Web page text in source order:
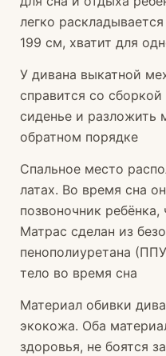
легко
199 см, хватит для
У дивана выкатной
справится со
сиденье и разложить
обратном порядке
Спальное место
латах. Во время сна
позвоночник
Матрас сделан из
пенополиуретана
тело во время сна
Материал обивки
экокожа. Оба
здоровья, не боятся